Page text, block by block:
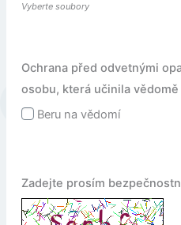
Vyberte soubory
Ochrana před odvetnými
osobu, která učinila
Beru na vědomí
Zadejte prosím